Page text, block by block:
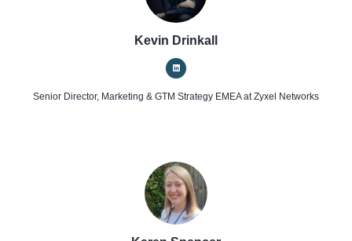
Kevin Drinkall
Senior Director, Marketing & GTM Strategy EMEAat Zyxel Networks